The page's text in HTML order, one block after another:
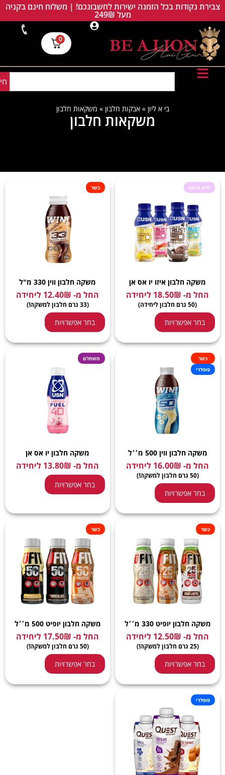
צבירת נקודות בכל הזמנה ישירות לחשבונכם! | משלוח חינם בקניה
מעל 249₪
0
בי א ליון »אבקות חלבון » משקאות חלבון
משקאות חלבון
ללא גלוטן
משקה חלבון איזו יו אס אן
החל מ- 18.50₪ ליחידה
(50 גרם חלבון ליחידה)
בחר אפשרויות
כשר
משקה חלבון ווין 330 מ"ל
החל מ- 12.40₪ ליחידה
(33 גרם חלבון למשקה!)
בחר אפשרויות
כשר
פופלרי
משקה חלבון ווין 500 מ׳׳ל
החל מ- 16.00₪ ליחידה
(50 גרם חלבון למשקה!)
בחר אפשרויות
משתלם
משקה חלבון יו אס אן
החל מ- 13.80₪ ליחידה
בחר אפשרויות
כשר
משקה חלבון יופיט 330 מ׳׳ל
החל מ- 12.50₪ ליחידה
(25 גרם חלבון למשקה!)
בחר אפשרויות
כשר
משקה חלבון יופיט 500 מ׳׳ל
החל מ- 17.50₪ ליחידה
(50 גרם חלבון למשקה!)
בחר אפשרויות
פופלרי